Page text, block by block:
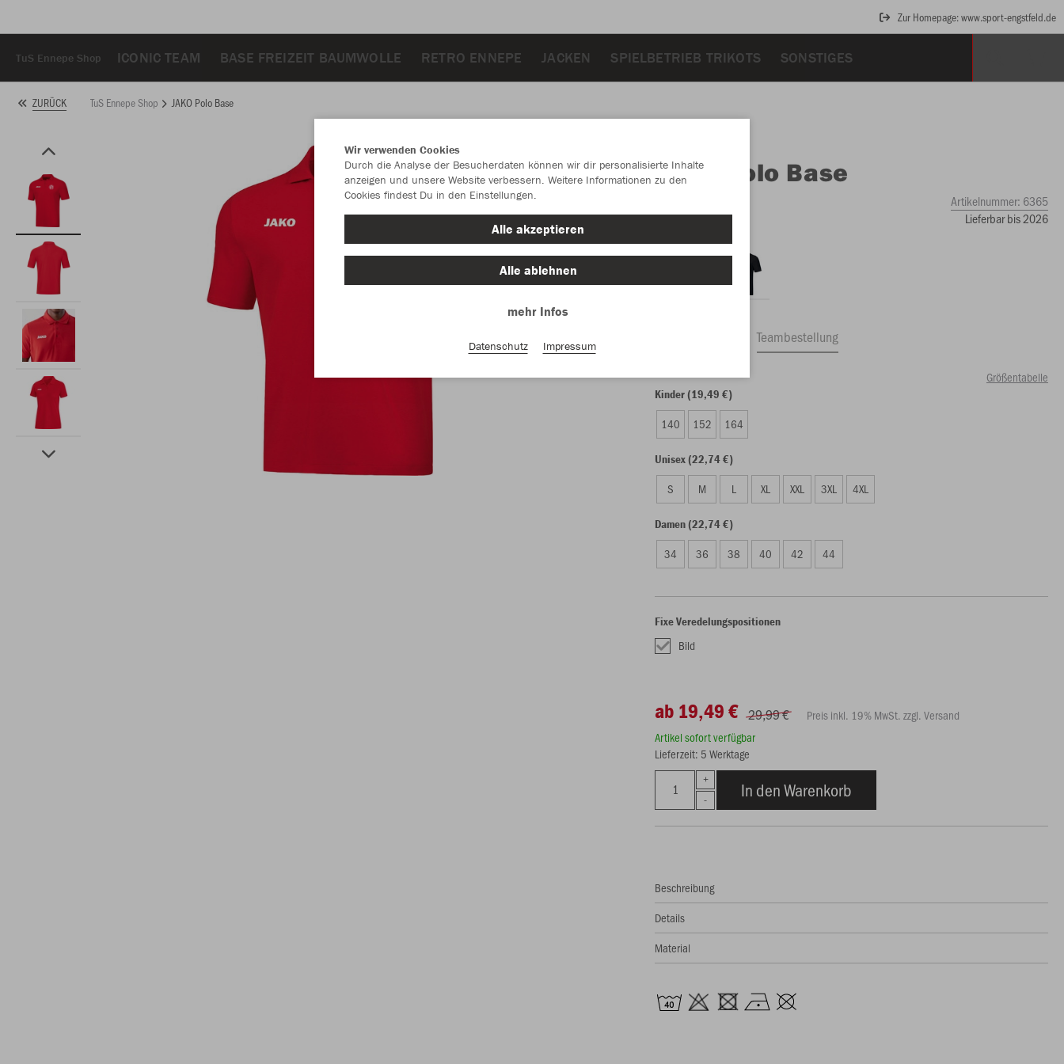
Zur Homepage: www.sport-engstfeld.de
TuS Ennepe Shop ICONIC TEAM BASE FREIZEIT BAUMWOLLE RETRO ENNEPE JACKEN SPIELBETRIEB TRIKOTS SONSTIGES
ZURÜCK TuS Ennepe Shop JAKO Polo Base
JAKO Polo Base
Artikelnummer: 6365
Lieferbar bis 2026
Teambestellung
Größentabelle
Kinder (19,49 €)
140 152 164
Unisex (22,74 €)
S M L XL XXL 3XL 4XL
Damen (22,74 €)
34 36 38 40 42 44
Fixe Veredelungspositionen
Bild
ab 19,49 € 29,99 €
Preis inkl. 19% MwSt. zzgl. Versand
Artikel sofort verfügbar
Lieferzeit: 5 Werktage
In den Warenkorb
Beschreibung
Details
Material
Wir verwenden Cookies
Durch die Analyse der Besucherdaten können wir dir personalisierte Inhalte
anzeigen und unsere Website verbessern. Weitere Informationen zu den
Cookies findest Du in den Einstellungen.
Alle akzeptieren
Alle ablehnen
mehr Infos
Datenschutz Impressum